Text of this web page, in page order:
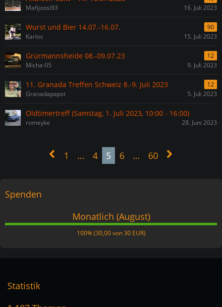
Mafijoosi93
16. Juli 2023
Wurst und Bier 14.07.-16.07.
90
Karlos
15. Juli 2023
Grürmannsheide 08.-09.07.23
12
Micha-05
9. Juli 2023
11. Granada Treffen Schweiz 8.-9. Juli 2023
12
Granadapapst
5. Juli 2023
Oldtimertreff (Samstag, 1. Juli 2023, 10:00 - 16:00)
romeyke 28. Juni 2023
1 … 4 5 6 … 60
Spenden
Monatlich (August)
100%
100% (30,00 von 30 EUR)
Statistik